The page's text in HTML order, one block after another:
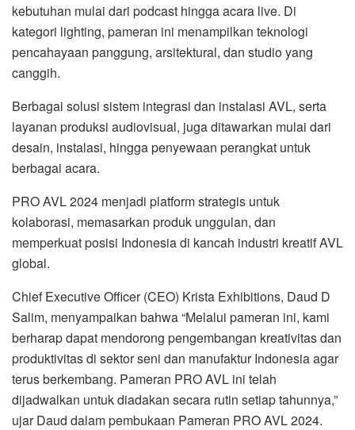
kebutuhan mulai dari podcast hingga acara live. Di
kategori lighting, pameran ini menampilkan teknologi
pencahayaan panggung, arsitektural, dan studio yang
canggih.
Berbagai solusi sistem integrasi dan instalasi AVL, serta
layanan produksi audiovisual, juga ditawarkan mulai dari
desain, instalasi, hingga penyewaan perangkat untuk
berbagai acara.
PRO AVL 2024 menjadi platform strategis untuk
kolaborasi, memasarkan produk unggulan, dan
memperkuat posisi Indonesia di kancah industri kreatif AVL
global.
Chief Executive Officer (CEO) Krista Exhibitions, Daud D
Salim, menyampaikan bahwa “Melalui pameran ini, kami
berharap dapat mendorong pengembangan kreativitas dan
produktivitas di sektor seni dan manufaktur Indonesia agar
terus berkembang. Pameran PRO AVL ini telah
dijadwalkan untuk diadakan secara rutin setiap tahunnya,”
ujar Daud dalam pembukaan Pameran PRO AVL 2024.